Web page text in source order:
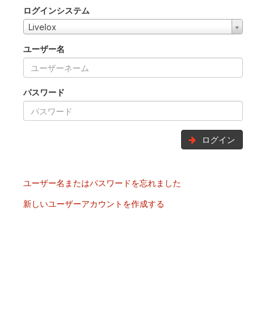
ログインシステム
Livelox
ユーザー名
パスワード
ログイン
ユーザー名またはパスワードを忘れました
新しいユーザーアカウントを作成する